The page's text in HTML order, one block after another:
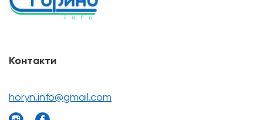
Контакти
horyn.info@gmail.com